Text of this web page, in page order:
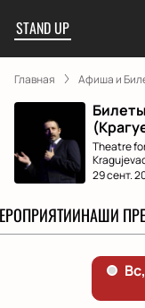
STAND UP
Главная Афиша и
Theatre
29 сент.
НАШИ